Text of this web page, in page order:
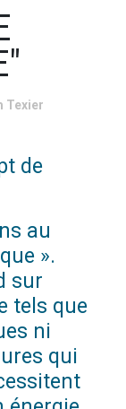
Texier
de
au
».
sur
tels que
ni
qui